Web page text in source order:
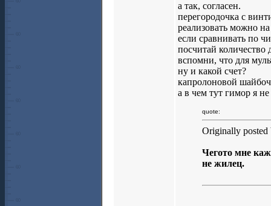
а так, согласен.
перегородочка с
реализовать можно
если сравнивать по
посчитай количество
вспомни, что для
ну и какой счет?
капролоновой
а в чем тут гимор я
quote:
Originally posted
Чегото мне
не жилец.